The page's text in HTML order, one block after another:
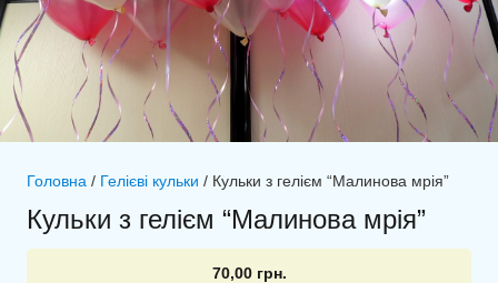
Головна / Гелієві кульки / Кульки з гелієм “Малинова мрія”
Кульки з гелієм “Малинова мрія”
70,00 грн.